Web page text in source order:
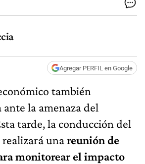
Agregar PERFIL en Google
también
ante la amenaza del
tarde, la conducción del
realizará unareunión de
monitorear el impacto